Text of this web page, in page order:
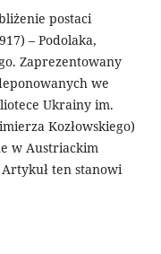
postaci
– Podolaka,
Zaprezentowany
we
Ukrainy im.
Kozłowskiego)
w Austriackim
ten stanowi